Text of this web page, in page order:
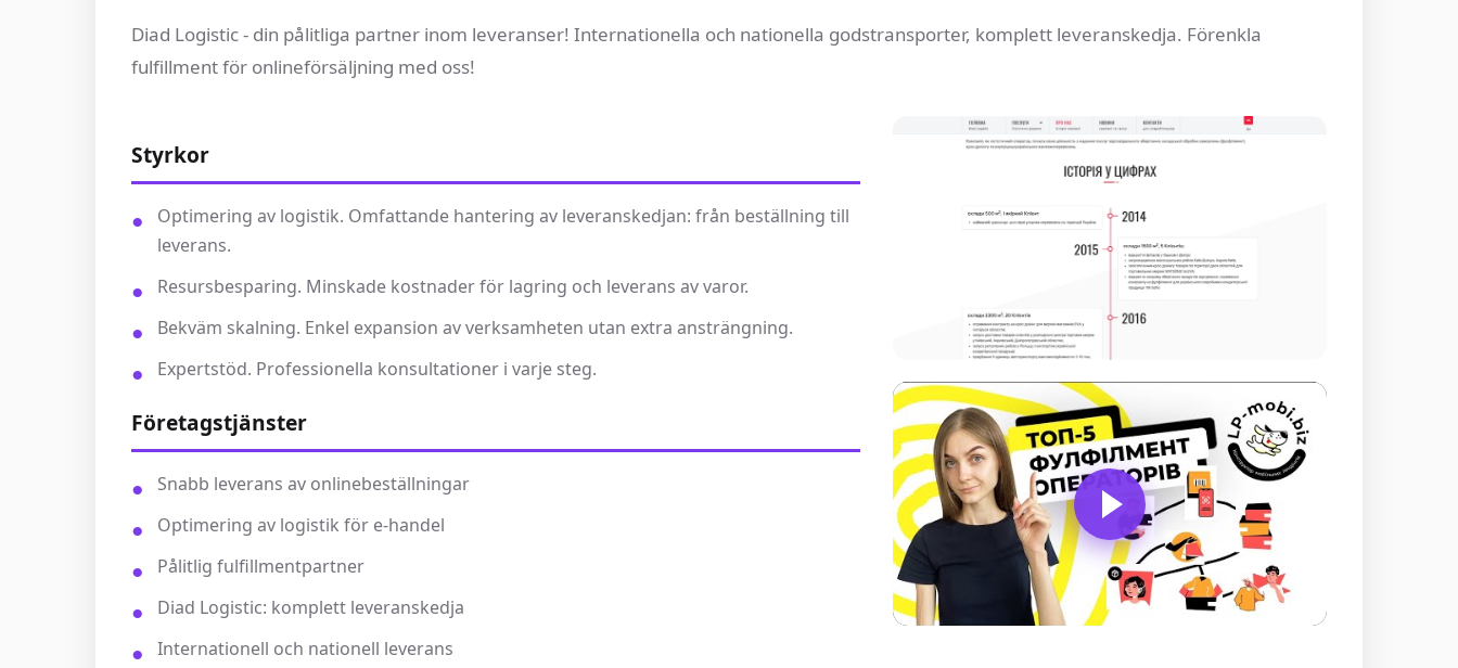
Diad Logistic - din pålitliga partner inom leveranser! Internationella och nationella godstransporter, komplett leveranskedja. Förenkla
fulfillment för onlineförsäljning med oss!
Styrkor
Optimering av logistik. Omfattande hantering av leveranskedjan: från beställning till
leverans.
Resursbesparing. Minskade kostnader för lagring och leverans av varor.
Bekväm skalning. Enkel expansion av verksamheten utan extra ansträngning.
Expertstöd. Professionella konsultationer i varje steg.
Företagstjänster
Snabb leverans av onlinebeställningar
Optimering av logistik för e-handel
Pålitlig fulfillmentpartner
Diad Logistic: komplett leveranskedja
Internationell och nationell leverans